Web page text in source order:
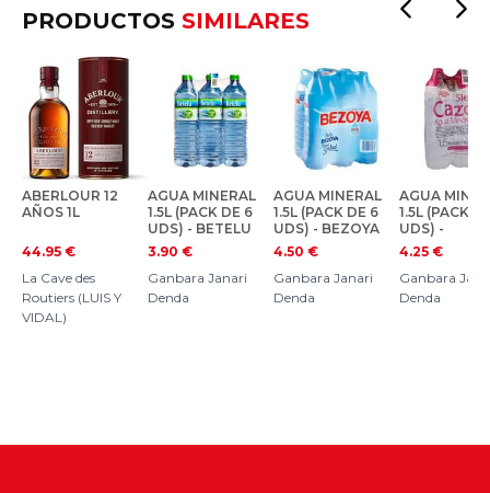
PRODUCTOS SIMILARES
ABERLOUR 12
AÑOS 1L
44.95 €
La Cave des
Routiers (LUIS Y
VIDAL)
AGUA MINERAL
1.5L (PACK DE 6
UDS) - BETELU
3.90 €
Ganbara Janari
Denda
AGUA MINERAL
1.5L (PACK DE 6
UDS) - BEZOYA
4.50 €
Ganbara Janari
Denda
AGUA
1.5L (PACK
UDS) -
CARZORLA
4.25 €
Ganbara
Denda